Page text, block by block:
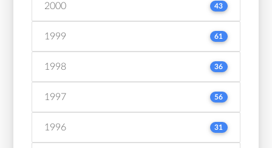
2000 43
1999 61
1998 36
1997 56
1996 31